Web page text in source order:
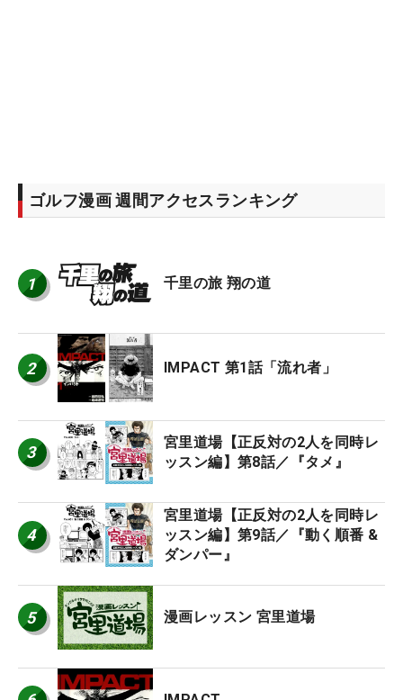
ゴルフ漫画 週間アクセスランキング
1 千里の旅 翔の道
2 IMPACT 第1話「流れ者」
3
宮里道場【正反対の2人を同時レ
ッスン編】第8話／『タメ』
4
宮里道場【正反対の2人を同時レ
ッスン編】第9話／『動く順番 &
ダンパー』
5 漫画レッスン 宮里道場